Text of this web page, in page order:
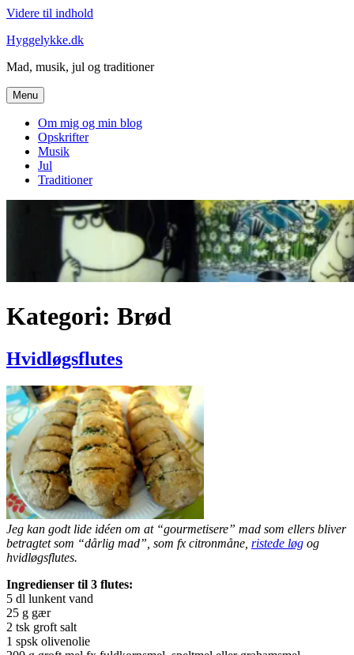
Videre til indhold
Hyggelykke.dk
Mad, musik, jul og traditioner
Menu
Om mig og min blog
Opskrifter
Musik
Jul
Traditioner
Kategori: Brød
Hvidløgsflutes
Jeg kan godt lide idéen om at “gourmetisere” mad som ellers bliver
betragtet som “dårlig mad”, som fx citronmåne, ristede løg og
hvidløgsflutes.
Ingredienser til 3 flutes:
5 dl lunkent vand
25 g gær
2 tsk groft salt
1 spsk olivenolie